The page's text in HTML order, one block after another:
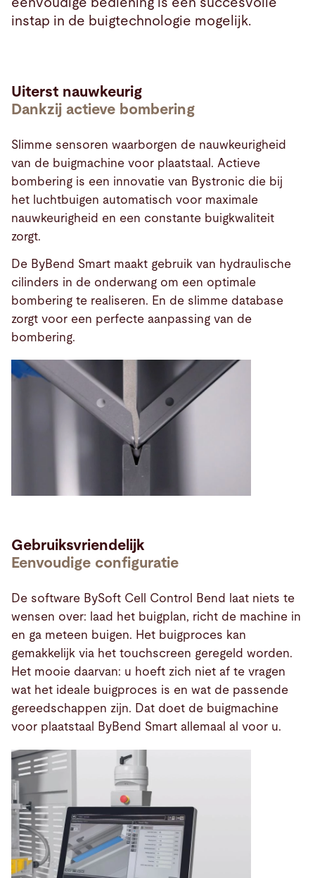
eenvoudige bediening is een succesvolle
instap in de buigtechnologie mogelijk.
Uiterst nauwkeurig
Dankzij actieve bombering
Slimme sensoren waarborgen de nauwkeurigheid
van de buigmachine voor plaatstaal. Actieve
bombering is een innovatie van Bystronic die bij
het luchtbuigen automatisch voor maximale
nauwkeurigheid en een constante buigkwaliteit
zorgt.
De ByBend Smart maakt gebruik van hydraulische
cilinders in de onderwang om een optimale
bombering te realiseren. En de slimme database
zorgt voor een perfecte aanpassing van de
bombering.
Gebruiksvriendelijk
Eenvoudige configuratie
De software BySoft Cell Control Bend laat niets te
wensen over: laad het buigplan, richt de machine in
en ga meteen buigen. Het buigproces kan
gemakkelijk via het touchscreen geregeld worden.
Het mooie daarvan: u hoeft zich niet af te vragen
wat het ideale buigproces is en wat de passende
gereedschappen zijn. Dat doet de buigmachine
voor plaatstaal ByBend Smart allemaal al voor u.